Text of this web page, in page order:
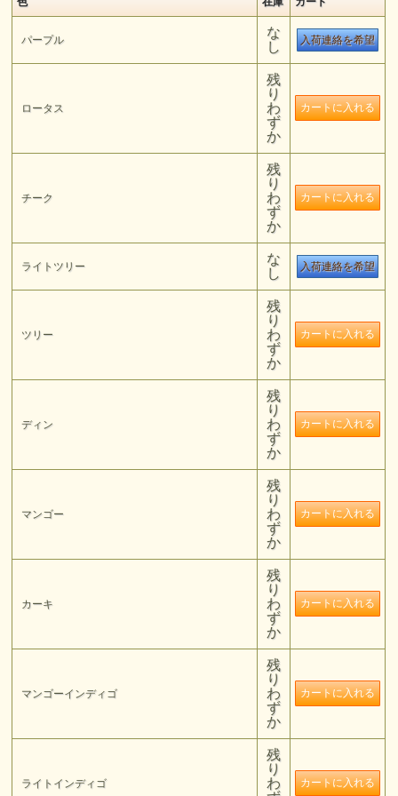
パープル
な
し
入荷連絡を希望
ロータス
残
り
わ
ず
か
チーク
残
り
わ
ず
か
ライトツリー
な
し
入荷連絡を希望
ツリー
残
り
わ
ず
か
ディン
残
り
わ
ず
か
マンゴー
残
り
わ
ず
か
カーキ
残
り
わ
ず
か
マンゴーインディゴ
残
り
わ
ず
か
ライトインディゴ
残
り
わ